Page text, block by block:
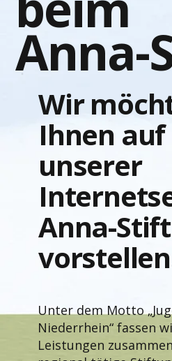
Wir
Ihnen auf
unserer
Anna-Stift
Unter dem Motto
Niederrhein“ fassen
Leistungen
Anna-